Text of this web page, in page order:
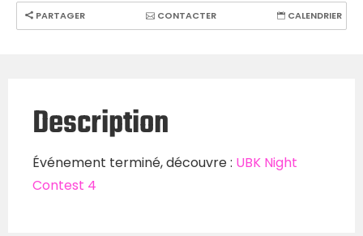
PARTAGER CONTACTER CALENDRIER
Description
Événement terminé, découvre : UBK Night
Contest 4